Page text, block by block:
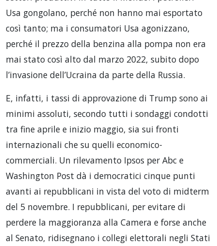
Usa gongolano, perché non hanno mai esportato
così tanto; ma i consumatori Usa agonizzano,
perché il prezzo della benzina alla pompa non era
mai stato così alto dal marzo 2022, subito dopo
l’invasione dell’Ucraina da parte della Russia.
E, infatti, i tassi di approvazione di Trump sono ai
minimi assoluti, secondo tutti i sondaggi condotti
tra fine aprile e inizio maggio, sia sui fronti
internazionali che su quelli economico-
commerciali. Un rilevamento Ipsos per Abc e
Washington Post dà i democratici cinque punti
avanti ai repubblicani in vista del voto di midterm
del 5 novembre. I repubblicani, per evitare di
perdere la maggioranza alla Camera e forse anche
al Senato, ridisegnano i collegi elettorali negli Stati